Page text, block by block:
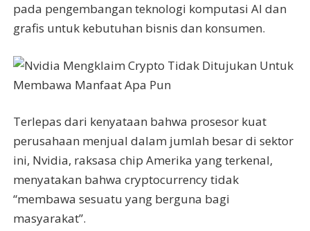
pada pengembangan teknologi komputasi AI dan
grafis untuk kebutuhan bisnis dan konsumen.
Terlepas dari kenyataan bahwa prosesor kuat
perusahaan menjual dalam jumlah besar di sektor
ini, Nvidia, raksasa chip Amerika yang terkenal,
menyatakan bahwa cryptocurrency tidak
“membawa sesuatu yang berguna bagi
masyarakat”.